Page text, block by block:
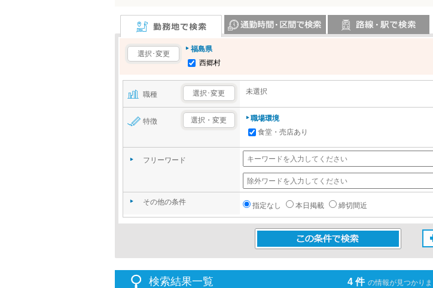
選択･変更
福島県
西郷村
職種 選択･変更 未選択
特徴 選択・変更
職場環境
食堂・売店あり
フリーワード
その他の条件 指定なし 本日掲載 締切間近
検索結果一覧 4 件 の情報が見つかり